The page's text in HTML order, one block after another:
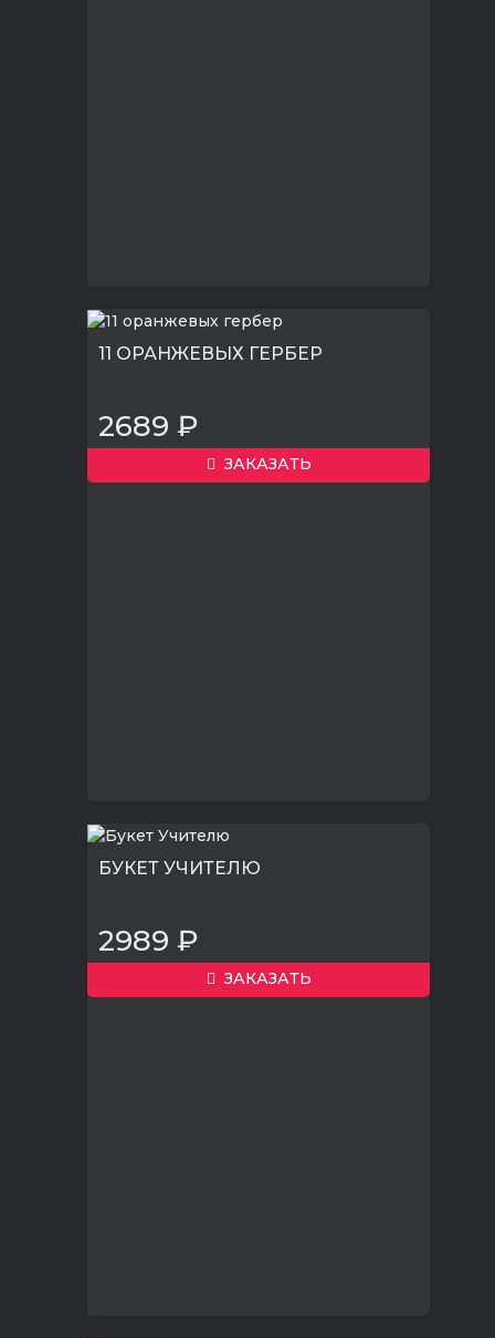
11 ОРАНЖЕВЫХ ГЕРБЕР
2689 ₽
ЗАКАЗАТЬ
БУКЕТ УЧИТЕЛЮ
2989 ₽
ЗАКАЗАТЬ